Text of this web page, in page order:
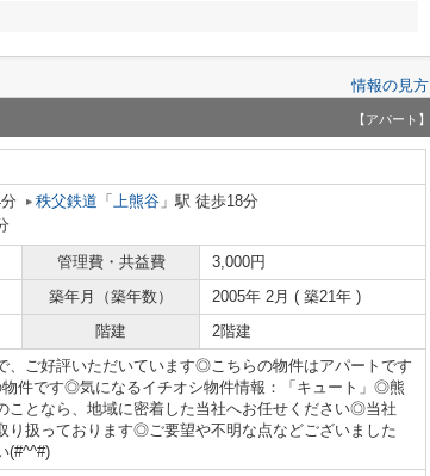
情報の見方
【アパート】
秩父鉄道 「 上熊谷 」駅 徒歩18分
管理費・共益費
3,000円
築年月（築年数）
2005年 2月 ( 築21年 )
階建 2階建
、ご好評いただいています◎こちらの物件はアパートです
件です◎気になるイチオシ物件情報：「キュート」◎熊
ことなら、地域に密着した当社へお任せください◎当社
り扱っております◎ご要望や不明な点などございました
(#^^#)